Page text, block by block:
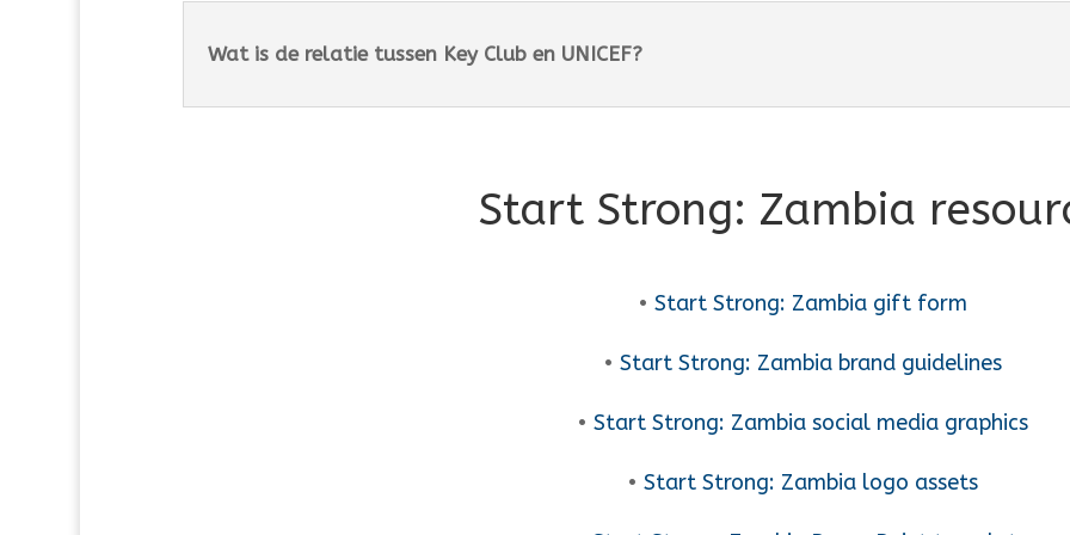
Wat is de relatie tussen Key Club en UNICEF?
Start Strong: Zambia
• Start Strong: Zambia gift form
• Start Strong: Zambia brand guidelines
• Start Strong: Zambia social media graphics
• Start Strong: Zambia logo assets